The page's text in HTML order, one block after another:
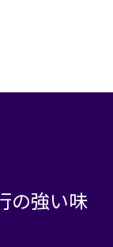
の強い味